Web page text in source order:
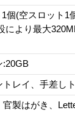
個(空スロット1
より最大
:20GB
レイ、手差し
製はがき、